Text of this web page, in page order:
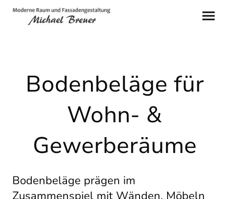
Bodenbeläge für
Wohn- &
Gewerberäume
Bodenbeläge prägen im